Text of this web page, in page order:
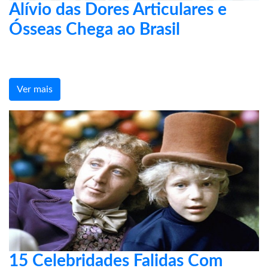
Alívio das Dores Articulares e
Ósseas Chega ao Brasil
Ver mais
15 Celebridades Falidas Com